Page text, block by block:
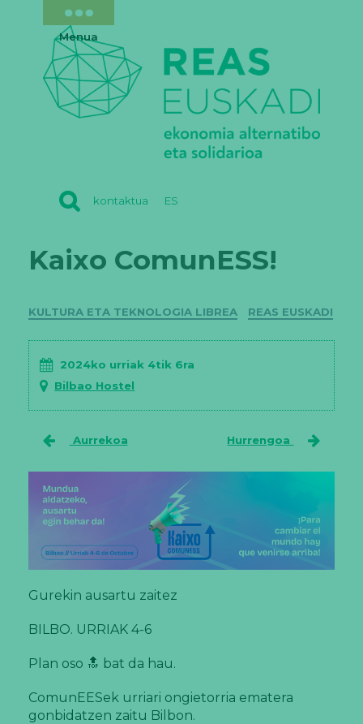
kontaktua ES
Menua
Kaixo ComunESS!
Kategoriak
KULTURA ETA TEKNOLOGIA LIBREA REAS EUSKADI
2024ko urriak 4tik 6ra
Bilbao Hostel
Aurrekoa Hurrengoa
Gurekin ausartu zaitez
BILBO. URRIAK 4-6
Plan oso 🔝 bat da hau.
ComunEESek urriari ongietorria ematera
gonbidatzen zaitu Bilbon.